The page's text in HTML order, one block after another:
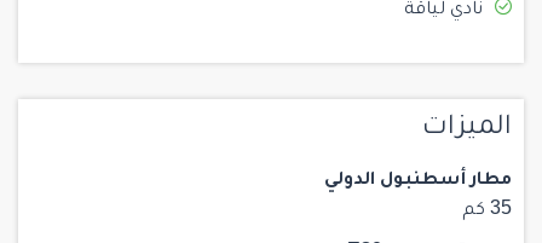
نادي لياقة
الميزات
مطار أسطنبول الدولي
35 كم